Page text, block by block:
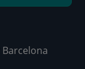
Barcelona